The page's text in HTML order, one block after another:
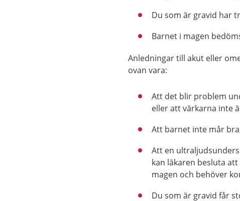
Du som är gravid har
Barnet i magen
Anledningar till akut eller
ovan vara:
Att det blir problem
eller att värkarna inte
Att barnet inte mår
Att en
kan läkaren besluta
magen och behöver
Du som är gravid får